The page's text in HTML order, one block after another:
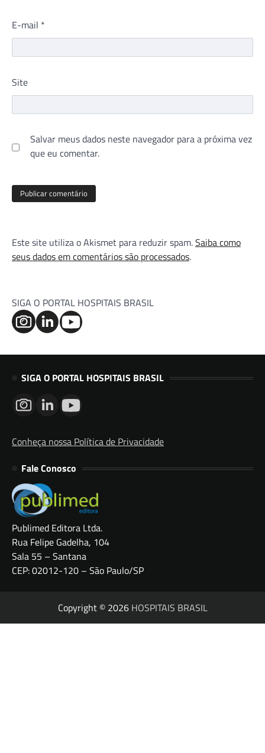
E-mail *
Site
Salvar meus dados neste navegador para a próxima vez
que eu comentar.
Este site utiliza o Akismet para reduzir spam.Saiba como
seus dados em comentários são processados.
SIGA O PORTAL HOSPITAIS BRASIL
SIGA O PORTAL HOSPITAIS BRASIL
Conheça nossa Política de Privacidade
Fale Conosco
Publimed Editora Ltda.
Rua Felipe Gadelha, 104
Sala 55 – Santana
CEP: 02012-120 – São Paulo/SP
Copyright © 2026 HOSPITAIS BRASIL